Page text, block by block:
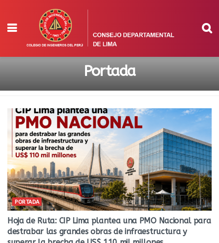
Portada
PORTADA
Hoja de Ruta: CIP Lima plantea una PMO Nacional para
destrabar las grandes obras de infraestructura y